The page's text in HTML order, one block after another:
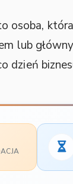
osoba,
lub
dzień